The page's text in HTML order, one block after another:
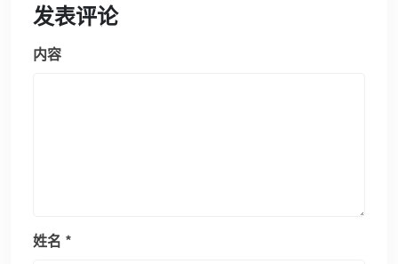
发表评论
内容
姓名 *